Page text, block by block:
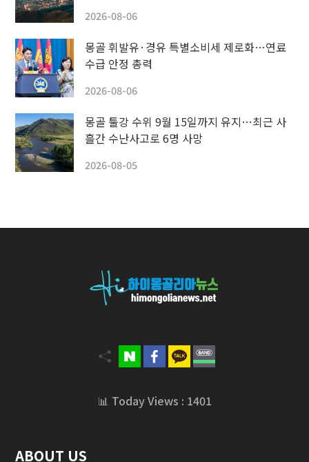
2026-08-06
몽골 휘발유·경유 특별소비세 제로화…연료
수급 안정 총력
2026-08-06
몽골 툴강 수위 9월 15일까지 유지…최근 사
흘간 수난사고로 6명 사망
2026-08-05
📊 Today Views : 1401
ABOUT US